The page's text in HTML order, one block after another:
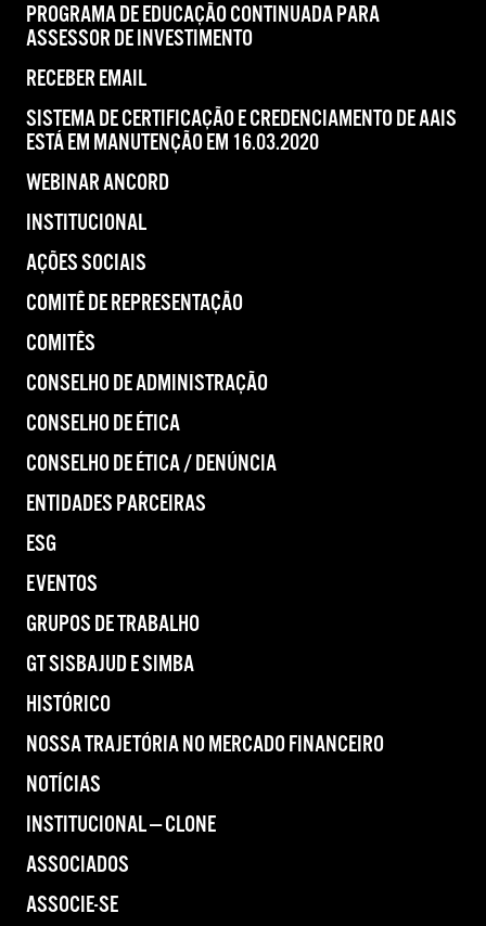
PROGRAMA DE EDUCAÇÃO CONTINUADA PARA
ASSESSOR DE INVESTIMENTO
RECEBER EMAIL
SISTEMA DE CERTIFICAÇÃO E CREDENCIAMENTO DE AAIS
ESTÁ EM MANUTENÇÃO EM 16.03.2020
WEBINAR ANCORD
INSTITUCIONAL
AÇÕES SOCIAIS
COMITÊ DE REPRESENTAÇÃO
COMITÊS
CONSELHO DE ADMINISTRAÇÃO
CONSELHO DE ÉTICA
CONSELHO DE ÉTICA / DENÚNCIA
ENTIDADES PARCEIRAS
ESG
EVENTOS
GRUPOS DE TRABALHO
GT SISBAJUD E SIMBA
HISTÓRICO
NOSSA TRAJETÓRIA NO MERCADO FINANCEIRO
NOTÍCIAS
INSTITUCIONAL — CLONE
ASSOCIADOS
ASSOCIE-SE